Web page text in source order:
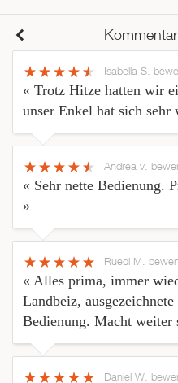
Isabella S.
« Trotz Hitze hatten wir
unser Enkel hat sich
Andrea v.
« Sehr nette Bedienung.
»
Ruedi M.
« Alles prima, immer
Landbeiz,
Bedienung. Macht
Daniel W.